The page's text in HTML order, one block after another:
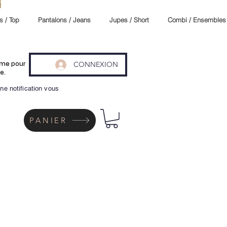
/ Top Pantalons / Jeans Jupes / Short Combi / Ensembles
CONNEXION
PANIER
pour
notification vous